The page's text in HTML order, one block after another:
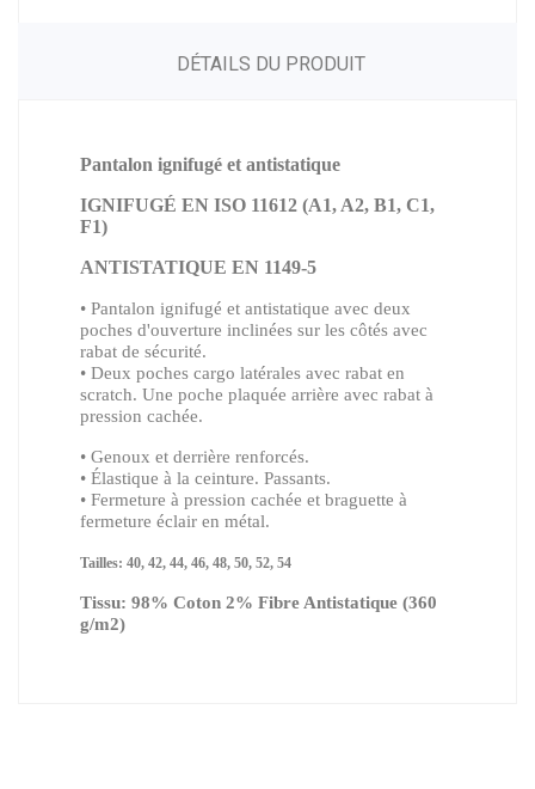
DÉTAILS DU PRODUIT
Pantalon ignifugé et antistatique
IGNIFUGÉ EN ISO 11612 (A1, A2, B1, C1,
F1)
ANTISTATIQUE EN 1149-5
• Pantalon ignifugé et antistatique avec deux
poches d'ouverture inclinées sur les côtés avec
rabat de sécurité.
• Deux poches cargo latérales avec rabat en
scratch. Une poche plaquée arrière avec rabat à
pression cachée.
• Genoux et derrière renforcés.
• Élastique à la ceinture. Passants.
• Fermeture à pression cachée et braguette à
fermeture éclair en métal.
Tailles: 40, 42, 44, 46, 48, 50, 52, 54
Tissu: 98% Coton 2% Fibre Antistatique (360
g/m2)